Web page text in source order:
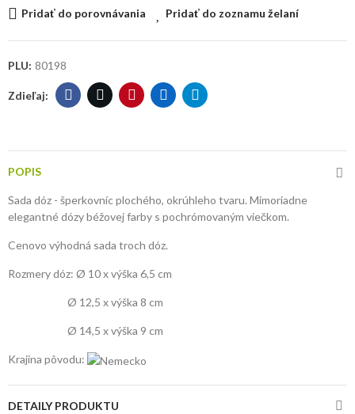
Pridať do porovnávania Pridať do zoznamu želaní
PLU: 80198
POPIS
Sada dóz - šperkovníc plochého, okrúhleho tvaru. Mimoriadne
elegantné dózy béžovej farby s pochrómovaným viečkom.
Cenovo výhodná sada troch dóz.
Rozmery dóz: Ø 10 x výška 6,5 cm
Ø 12,5 x výška 8 cm
Ø 14,5 x výška 9 cm
Krajina pôvodu:
DETAILY PRODUKTU